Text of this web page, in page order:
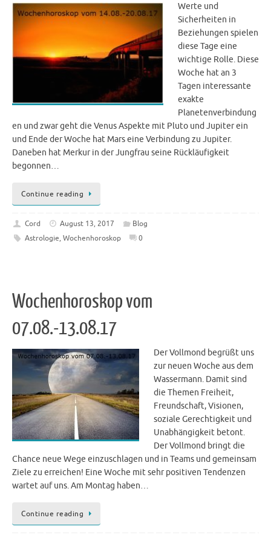
Werte und
Sicherheiten in
Beziehungen spielen
diese Tage eine
wichtige Rolle. Diese
Woche hat an 3
Tagen interessante
exakte
Planetenverbindung
en und zwar geht die Venus Aspekte mit Pluto und Jupiter ein
und Ende der Woche hat Mars eine Verbindung zu Jupiter.
Daneben hat Merkur in der Jungfrau seine Rückläufigkeit
begonnen…
Continue reading
Cord August 13, 2017
Blog
Astrologie, Wochenhoroskop 0
Wochenhoroskop vom
07.08.-13.08.17
Der Vollmond begrüßt uns
zur neuen Woche aus dem
Wassermann. Damit sind
die Themen Freiheit,
Freundschaft, Visionen,
soziale Gerechtigkeit und
Unabhängigkeit betont.
Der Vollmond bringt die
Chance neue Wege einzuschlagen und in Teams und gemeinsam
Ziele zu erreichen! Eine Woche mit sehr positiven Tendenzen
wartet auf uns. Am Montag haben…
Continue reading